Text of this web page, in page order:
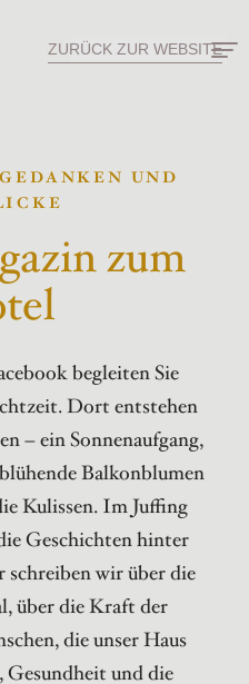
ZURÜCK ZUR WEBSITE
UND
zum
begleiten Sie
Dort entstehen
– ein Sonnenaufgang,
Balkonblumen
Kulissen. Im Juffing
Geschichten hinter
wir über die
über die Kraft der
die unser Haus
Gesundheit und die